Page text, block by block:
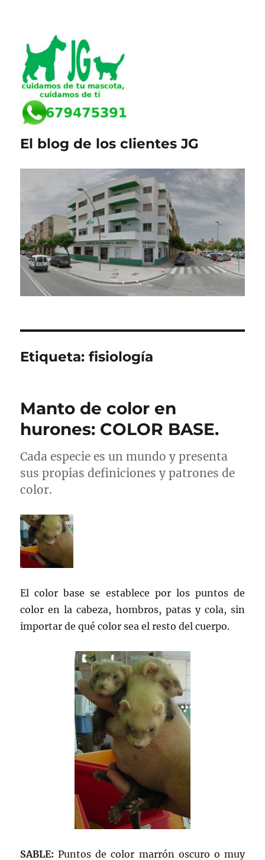
El blog de los clientes JG
Etiqueta:fisiología
Manto de color en
hurones: COLOR BASE.
Cada especie es un mundo y presenta
sus propias definiciones y patrones de
color.
El color base se establece por los puntos de
color en la cabeza, hombros, patas y cola, sin
importar de qué color sea el resto del cuerpo.
SABLE:Puntos de color marrón oscuro o muy